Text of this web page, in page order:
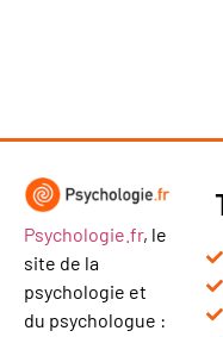
Psychologie.fr, le
site de la
psychologie et
du psychologue :